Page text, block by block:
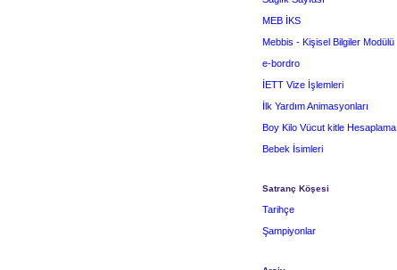
MEB İKS
Mebbis - Kişisel Bilgiler Modülü
e-bordro
İETT Vize İşlemleri
İlk Yardım Animasyonları
Boy Kilo Vücut kitle Hesaplama
Bebek İsimleri
Satranç Köşesi
Tarihçe
Şampiyonlar